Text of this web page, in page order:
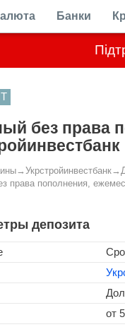
Банки
без права
→ Укрстройинвестбанк→
права пополнения,
депозита
от